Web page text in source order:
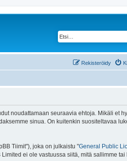
Rekisteröidy
noudattamaan seuraavia ehtoja. Mikäli et
sinua. On kuitenkin suositeltavaa
Tiimit"), joka on julkaistu "General Public
ei ole vastuussa siitä, mitä sallimme tai